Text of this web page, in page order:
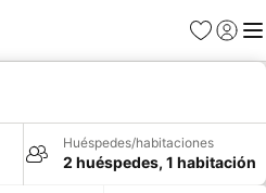
Favoritos
Iniciar
Huéspedes/habitaciones
2 huéspedes, 1 habitación